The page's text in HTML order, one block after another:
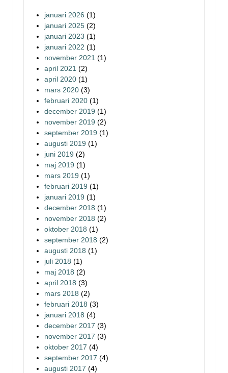
januari 2026 (1)
januari 2025 (2)
januari 2023 (1)
januari 2022 (1)
november 2021 (1)
april 2021 (2)
april 2020 (1)
mars 2020 (3)
februari 2020 (1)
december 2019 (1)
november 2019 (2)
september 2019 (1)
augusti 2019 (1)
juni 2019 (2)
maj 2019 (1)
mars 2019 (1)
februari 2019 (1)
januari 2019 (1)
december 2018 (1)
november 2018 (2)
oktober 2018 (1)
september 2018 (2)
augusti 2018 (1)
juli 2018 (1)
maj 2018 (2)
april 2018 (3)
mars 2018 (2)
februari 2018 (3)
januari 2018 (4)
december 2017 (3)
november 2017 (3)
oktober 2017 (4)
september 2017 (4)
augusti 2017 (4)